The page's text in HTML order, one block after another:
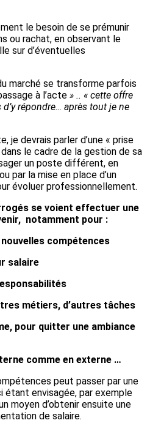
le besoin de se prémunir
ou rachat, en observant le
sur d’éventuelles
marché se transforme parfois
à l’acte » .. « cette offre
répondre… après tout je ne
je devrais parler d’une « prise
le cadre de la gestion de sa
un poste différent, en
par la mise en place d’un
évoluer professionnellement.
se voient effectuer une
notamment pour :
nouvelles compétences
salaire
métiers, d’autres tâches
pour quitter une ambiance
comme en externe …
peut passer par une
envisagée, par exemple
moyen d’obtenir ensuite une
de salaire.